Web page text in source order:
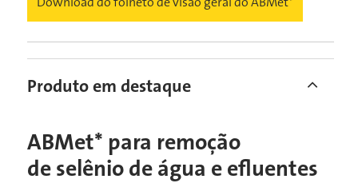
Produto em destaque
ABMet* para remoção
de selênio de água e efluentes